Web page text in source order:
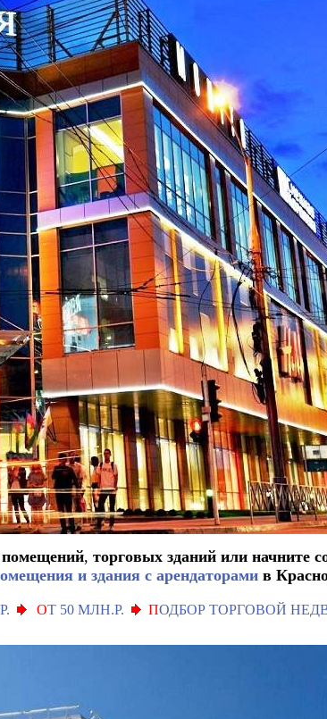
помещений, торговых зданий или начните
и здания с арендаторами в
ОТ 50 МЛН.Р. ПОДБОР ТОРГОВОЙ